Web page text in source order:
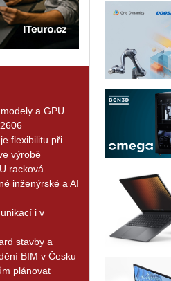
a GPU
flexibilitu při
výrobě
racková
inženýrské a AI
i v
stavby a
BIM v Česku
plánovat